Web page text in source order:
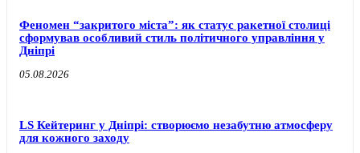
Феномен “закритого міста”: як статус ракетної столиці
сформував особливий стиль політичного управління у
Дніпрі
05.08.2026
LS Кейтеринг у Дніпрі: створюємо незабутню атмосферу
для кожного заходу